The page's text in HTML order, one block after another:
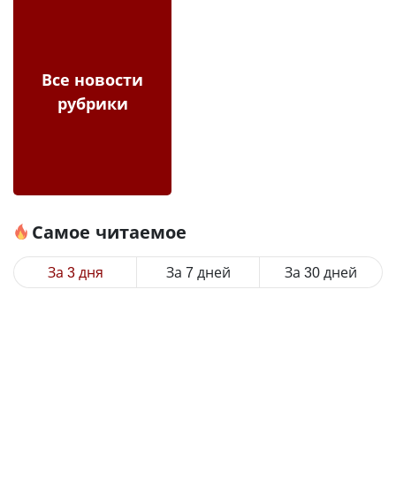
Все новости
рубрики
Самое читаемое
За 3 дня За 7 дней За 30 дней